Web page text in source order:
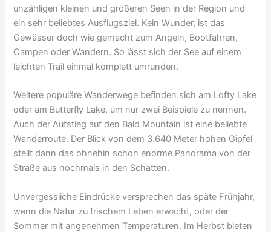
unzähligen kleinen und größeren Seen in der Region und
ein sehr beliebtes Ausflugsziel. Kein Wunder, ist das
Gewässer doch wie gemacht zum Angeln, Bootfahren,
Campen oder Wandern. So lässt sich der See auf einem
leichten Trail einmal komplett umrunden.
Weitere populäre Wanderwege befinden sich am Lofty Lake
oder am Butterfly Lake, um nur zwei Beispiele zu nennen.
Auch der Aufstieg auf den Bald Mountain ist eine beliebte
Wanderroute. Der Blick von dem 3.640 Meter hohen Gipfel
stellt dann das ohnehin schon enorme Panorama von der
Straße aus nochmals in den Schatten.
Unvergessliche Eindrücke versprechen das späte Frühjahr,
wenn die Natur zu frischem Leben erwacht, oder der
Sommer mit angenehmen Temperaturen. Im Herbst bieten